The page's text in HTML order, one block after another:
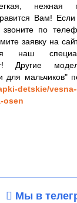
нежная
Вам!
по
заявку на
наш
Другие
для мальчиков"
detskie/
osen
Мы в